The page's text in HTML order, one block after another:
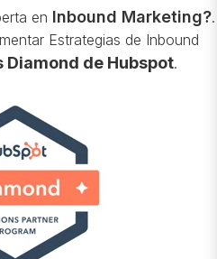
en Inbound Marketing?.
Estrategias de Inbound
Diamond de Hubspot.